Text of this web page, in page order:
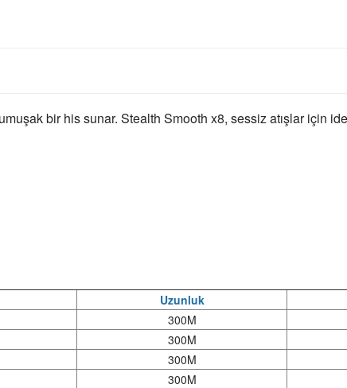
bir his sunar. Stealth Smooth x8, sessiz atışlar için
Uzunluk
300M
300M
300M
300M